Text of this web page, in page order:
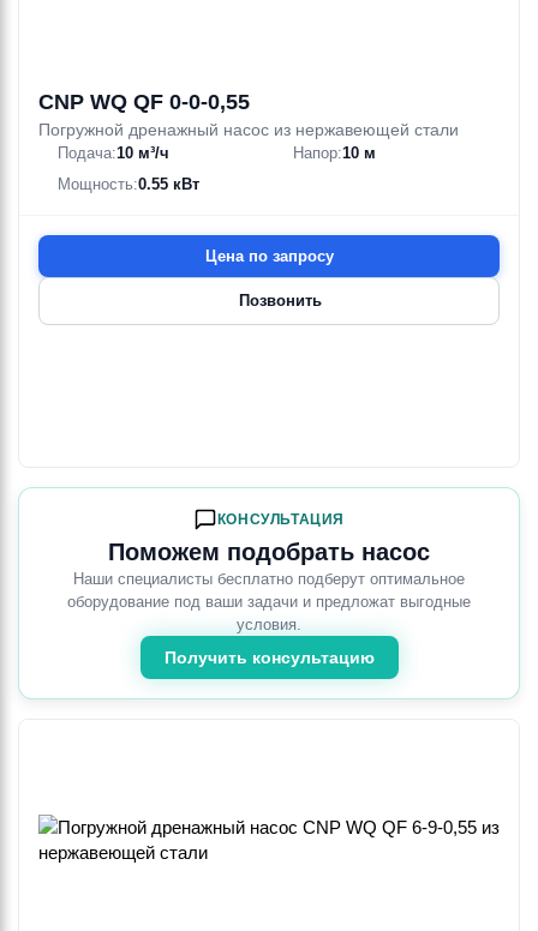
CNP WQ QF 0-0-0,55
Погружной дренажный насос из нержавеющей стали
Подача:10 м³/ч Напор:10 м
Мощность:0.55 кВт
Цена по запросу
Позвонить
КОНСУЛЬТАЦИЯ
Поможем подобрать насос
Наши специалисты бесплатно подберут оптимальное
оборудование под ваши задачи и предложат выгодные
условия.
Получить консультацию